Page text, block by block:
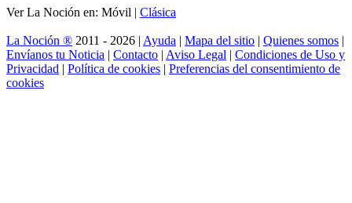
Ver La Noción en: Móvil | Clásica
La Noción ® 2011 - 2026 | Ayuda | Mapa del sitio | Quienes somos |
Envíanos tu Noticia | Contacto | Aviso Legal | Condiciones de Uso y
Privacidad | Política de cookies | Preferencias del consentimiento de
cookies